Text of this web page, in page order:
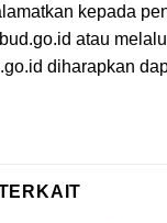
kepada
atau
diharapkan